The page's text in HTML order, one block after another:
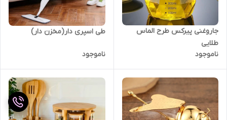
جاروغنی پیرکس طرح الماس
طلایی
ناموجود
طی اسپری دار(مخزن دار)
ناموجود